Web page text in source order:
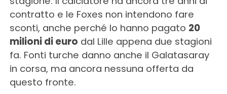
contratto e le Foxes non intendono fare
sconti, anche perché lo hanno pagato 20
milioni di euro dal Lille appena due stagioni
fa. Fonti turche danno anche il Galatasaray
in corsa, ma ancora nessuna offerta da
questo fronte.